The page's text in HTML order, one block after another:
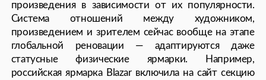
О ФОРМАТАХ СОТРУДНИЧЕСТВА,
ЗАПРОСИТЬ МЕДИАКИТ:
+7 495 999 70 03
edition@theaxis.ru
ТЕЛЕФОН РЕДАКЦИИ: